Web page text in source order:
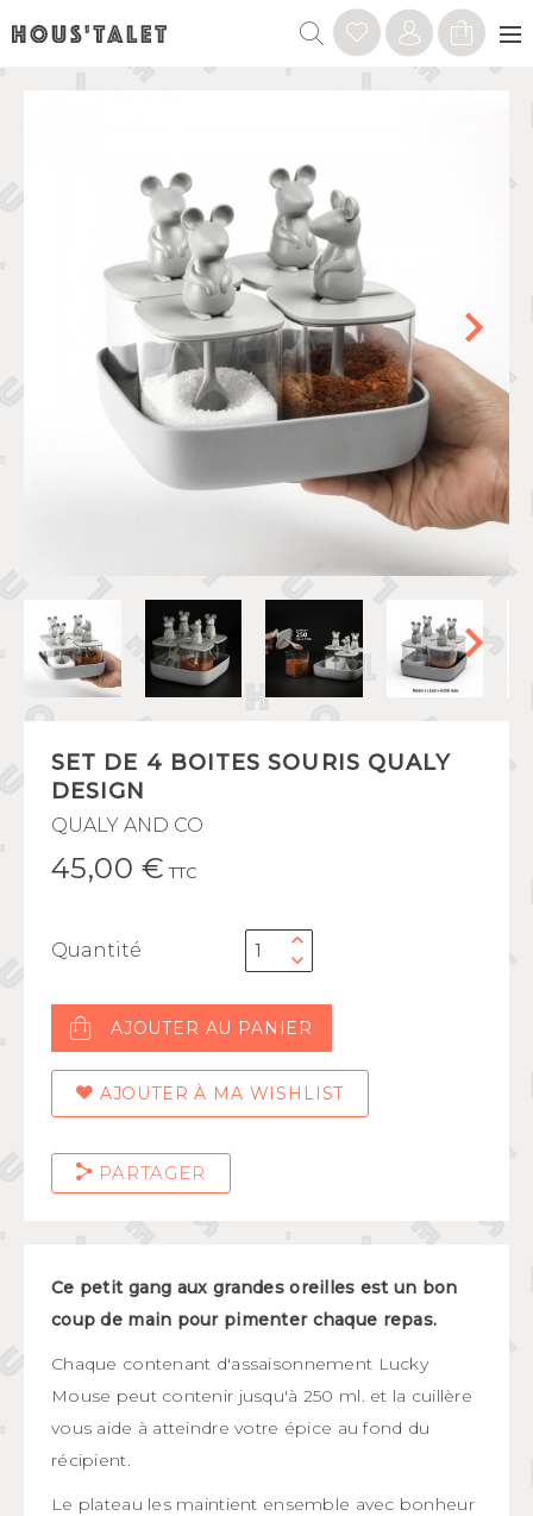
SET DE 4 BOITES SOURIS QUALY
DESIGN
QUALY AND CO
45,00 € TTC
Quantité
AJOUTER AU PANIER
AJOUTER À MA WISHLIST
PARTAGER
Ce petit gang aux grandes oreilles est un bon
coup de main pour pimenter chaque repas.
Chaque contenant d'assaisonnement Lucky
Mouse peut contenir jusqu'à 250 ml. et la cuillère
vous aide à atteindre votre épice au fond du
récipient.
Le plateau les maintient ensemble avec bonheur